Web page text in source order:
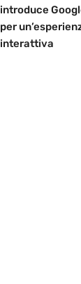
introduce
per
interattiva